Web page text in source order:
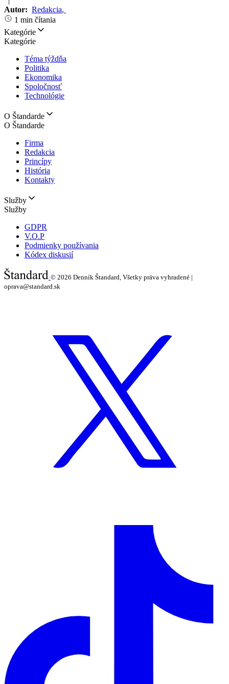
Autor: Redakcia,
1 min čítania
Kategórie
Kategórie
Téma týždňa
Politika
Ekonomika
Spoločnosť
Technológie
O Štandarde
O Štandarde
Firma
Redakcia
Princípy
História
Kontakty
Služby
Služby
GDPR
V.O.P
Podmienky používania
Kódex diskusií
© 2026 Denník Štandard, Všetky práva vyhradené |
oprava@standard.sk